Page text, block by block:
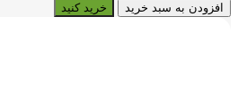
افزودن به سبد خرید خرید کنید